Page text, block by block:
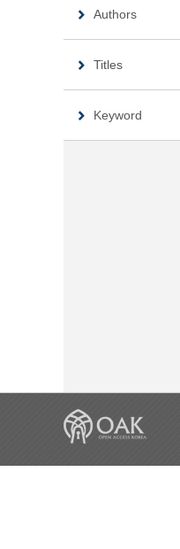
Authors
Titles
Keyword